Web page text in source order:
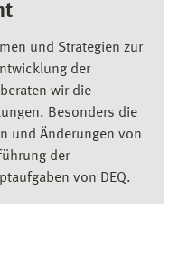
und Strategien zur
der
wir die
Besonders die
und Änderungen von
der
von DEQ.